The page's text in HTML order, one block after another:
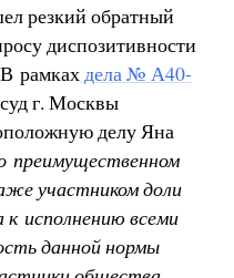
резкий обратный
диспозитивности
рамкахдела № А40-
г. Москвы
делу Яна
преимущественном
участником доли
исполнению всеми
данной нормы